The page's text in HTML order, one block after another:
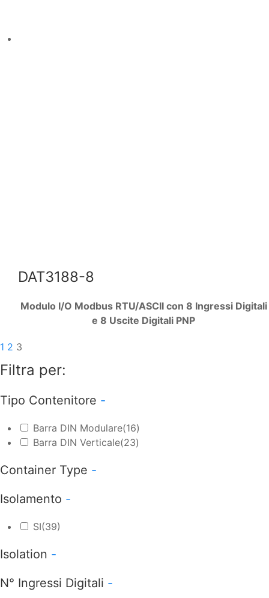
DAT3188-8
Modulo I/O Modbus RTU/ASCII con 8 Ingressi Digitali
e 8 Uscite Digitali PNP
1 2 3
Filtra per:
Tipo Contenitore -
Barra DIN Modulare(16)
Barra DIN Verticale(23)
Container Type -
Isolamento -
SI(39)
Isolation -
N° Ingressi Digitali -